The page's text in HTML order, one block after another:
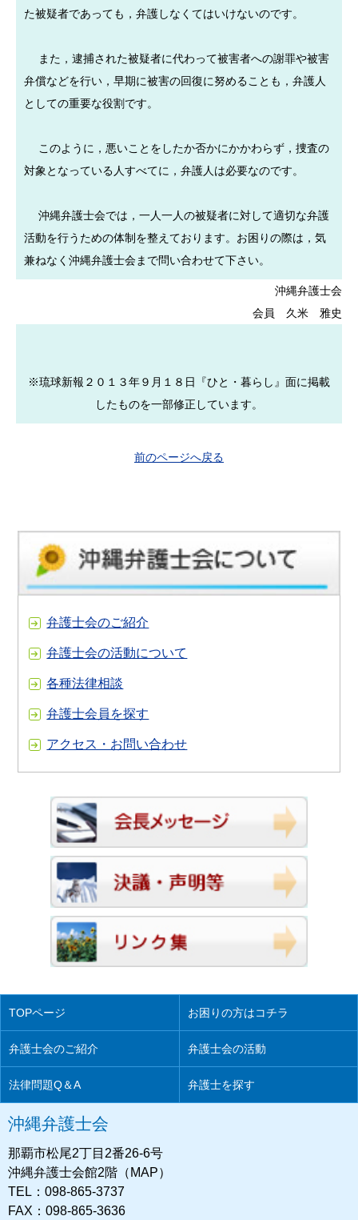
た被疑者であっても，弁護しなくてはいけないのです。
また，逮捕された被疑者に代わって被害者への謝罪や被害
弁償などを行い，早期に被害の回復に努めることも，弁護人
としての重要な役割です。
このように，悪いことをしたか否かにかかわらず，捜査の
対象となっている人すべてに，弁護人は必要なのです。
沖縄弁護士会では，一人一人の被疑者に対して適切な弁護
活動を行うための体制を整えております。お困りの際は，気
兼ねなく沖縄弁護士会まで問い合わせて下さい。
沖縄弁護士会
会員 久米 雅史
※琉球新報２０１３年９月１８日『ひと・暮らし』面に掲載
したものを一部修正しています。
前のページへ戻る
弁護士会のご紹介
弁護士会の活動について
各種法律相談
弁護士会員を探す
アクセス・お問い合わせ
TOPページ お困りの方はコチラ
弁護士会のご紹介 弁護士会の活動
法律問題Q＆A 弁護士を探す
沖縄弁護士会
那覇市松尾2丁目2番26-6号
沖縄弁護士会館2階（MAP）
TEL：098-865-3737
FAX：098-865-3636